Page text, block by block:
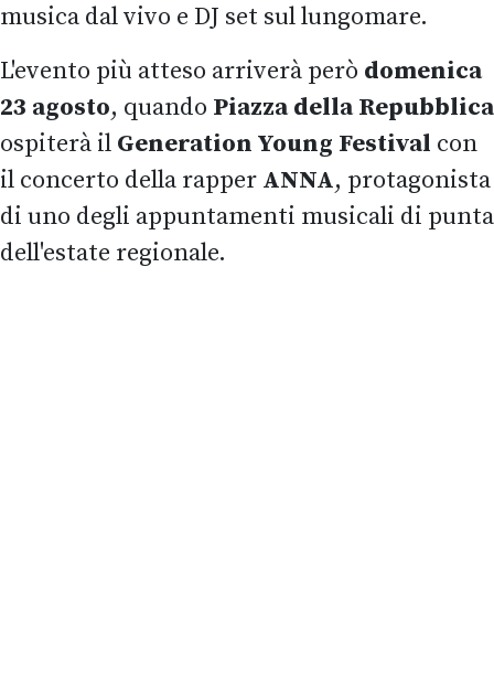
musica dal vivo e DJ set sul lungomare.
L'evento più atteso arriverà però domenica
23 agosto, quando Piazza della Repubblica
ospiterà il Generation Young Festival con
il concerto della rapper ANNA, protagonista
di uno degli appuntamenti musicali di punta
dell'estate regionale.